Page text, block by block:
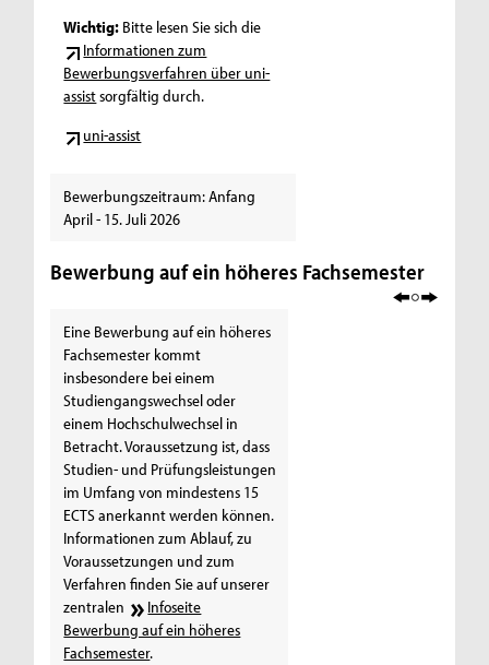
Wichtig: Bitte lesen Sie sich die
Informationen zum
Bewerbungsverfahren über uni-
assistsorgfältig durch.
uni-assist
Bewerbungszeitraum: Anfang
April - 15. Juli 2026
Bewerbung auf ein höheres Fachsemester
Eine Bewerbung auf ein höheres
Fachsemester kommt
insbesondere bei einem
Studiengangswechsel oder
einem Hochschulwechsel in
Betracht. Voraussetzung ist, dass
Studien- und Prüfungsleistungen
im Umfang von mindestens 15
ECTS anerkannt werden können.
Informationen zum Ablauf, zu
Voraussetzungen und zum
Verfahren finden Sie auf unserer
zentralen
Infoseite
Bewerbung auf ein höheres
Fachsemester.